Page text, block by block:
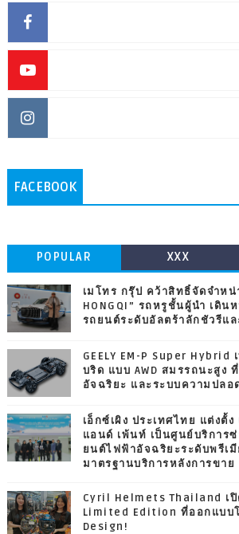
FACEBOOK
POPULAR XXX
เมโทร กรุ๊ป คว้าสิทธิ์จัดจำห
HONGQI” รถหรูชั้นผู้นำ เดิน
รถยนต์ระดับอัลตร้าลักชัวรีแล
GEELY EM-P Super
บริด แบบ AWD สมรรถนะสูง
อัจฉริยะ และระบบความปลอ
เอ็กซ์เผิง ประเทศไทย แต่งตั้ง
แอนด์ เพ้นท์ เป็นศูนย์บริการ
ยนต์ไฟฟ้าอัจฉริยะระดับพรีเ
มาตรฐานบริการหลังการขาย
Cyril Helmets Thailand เ
Limited Edition ที่ออกแบบ
Design!